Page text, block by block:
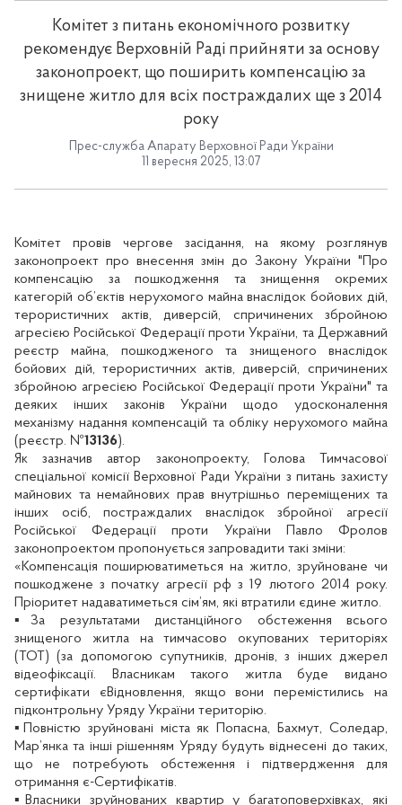
Комітет з питань економічного розвитку
рекомендує Верховній Раді прийняти за основу
законопроект, що поширить компенсацію за
знищене житло для всіх постраждалих ще з 2014
року
Прес-служба Апарату Верховної Ради України
11 вересня 2025, 13:07
Комітет провів чергове засідання, на якому розглянув
законопроект про внесення змін до Закону України "Про
компенсацію за пошкодження та знищення окремих
категорій об’єктів нерухомого майна внаслідок бойових дій,
терористичних актів, диверсій, спричинених збройною
агресією Російської Федерації проти України, та Державний
реєстр майна, пошкодженого та знищеного внаслідок
бойових дій, терористичних актів, диверсій, спричинених
збройною агресією Російської Федерації проти України" та
деяких інших законів України щодо удосконалення
механізму надання компенсацій та обліку нерухомого майна
(реєстр. №13136).
Як зазначив автор законопроекту, Голова Тимчасової
спеціальної комісії Верховної Ради України з питань захисту
майнових та немайнових прав внутрішньо переміщених та
інших осіб, постраждалих внаслідок збройної агресії
Російської Федерації проти України Павло Фролов
законопроектом пропонується запровадити такі зміни:
«Компенсація поширюватиметься на житло, зруйноване чи
пошкоджене з початку агресії рф з 19 лютого 2014 року.
Пріоритет надаватиметься сім’ям, які втратили єдине житло.
▪️За результатами дистанційного обстеження всього
знищеного житла на тимчасово окупованих територіях
(ТОТ) (за допомогою супутників, дронів, з інших джерел
відеофіксації. Власникам такого житла буде видано
сертифікати єВідновлення, якщо вони перемістились на
підконтрольну Уряду України територію.
▪️Повністю зруйновані міста як Попасна, Бахмут, Соледар,
Мар’янка та інші рішенням Уряду будуть віднесені до таких,
що не потребують обстеження і підтвердження для
отримання є-Сертифікатів.
▪️Власники зруйнованих квартир у багатоповерхівках, які